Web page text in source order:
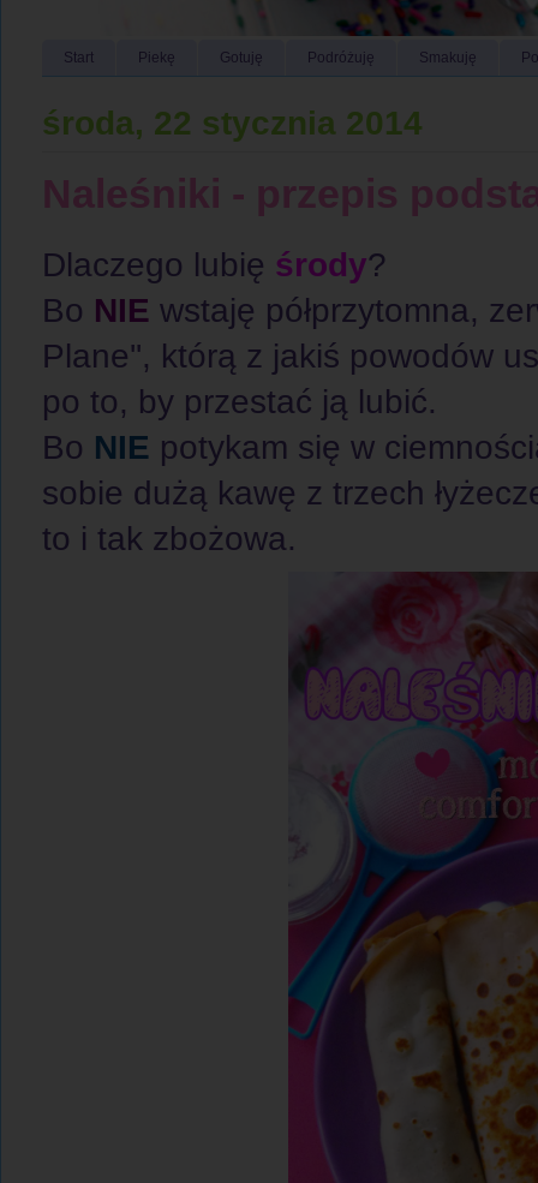
Start Piekę Gotuję Podróżuję Smakuję
środa, 22 stycznia 2014
Naleśniki - przepis
Dlaczego lubię środy?
Bo NIE wstaję półprzytomna,
Plane'', którą z jakiś powodów
po to, by przestać ją lubić.
Bo NIE potykam się w
sobie dużą kawę z trzech
to i tak zbożowa.